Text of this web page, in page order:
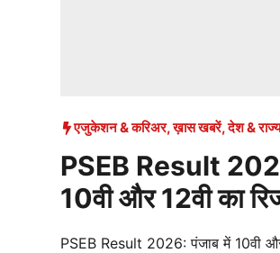
एजुकेशन & करिअर,ख़ास खबरें,देश & राज्य
PSEB Result 2026
10वी और 12वी का
PSEB Result 2026: पंजाब में 10वी